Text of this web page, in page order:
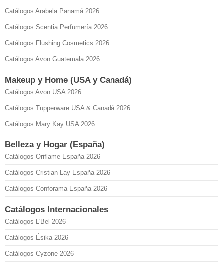
Catálogos Arabela Panamá 2026
Catálogos Scentia Perfumería 2026
Catálogos Flushing Cosmetics 2026
Catálogos Avon Guatemala 2026
Makeup y Home (USA y Canadá)
Catálogos Avon USA 2026
Catálogos Tupperware USA & Canadá 2026
Catálogos Mary Kay USA 2026
Belleza y Hogar (España)
Catálogos Oriflame España 2026
Catálogos Cristian Lay España 2026
Catálogos Conforama España 2026
Catálogos Internacionales
Catálogos L'Bel 2026
Catálogos Ésika 2026
Catálogos Cyzone 2026